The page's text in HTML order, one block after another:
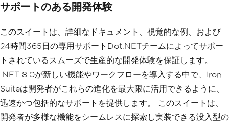
サポートのある開発体験
このスイートは、詳細なドキュメント、視覚的な例、および
24時間365日の専用サポートDot.NETチームによってサポー
トされているスムーズで生産的な開発体験を保証します。
.NET 8.0が新しい機能やワークフローを導入する中で、Iron
Suiteは開発者がこれらの進化を最大限に活用できるように、
迅速かつ包括的なサポートを提供します。 このスイートは、
開発者が多様な機能をシームレスに探索し実装できる没入型の